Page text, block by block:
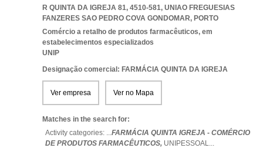
R QUINTA DA IGREJA 81, 4510-581, UNIAO FREGUESIAS
FANZERES SAO PEDRO COVA GONDOMAR, PORTO
Comércio a retalho de produtos farmacêuticos, em
estabelecimentos especializados
UNIP
Designação comercial: FARMÁCIA QUINTA DA IGREJA
Ver empresa Ver no Mapa
Matches in the search for:
Activity categories: ...FARMÁCIA QUINTA IGREJA - COMÉRCIO
DE PRODUTOS FARMACÊUTICOS, UNIPESSOAL...